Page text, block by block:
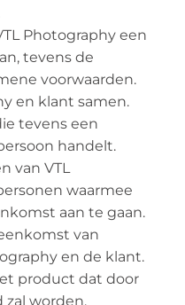
Photography een
tevens de
voorwaarden.
en klant samen.
tevens een
handelt.
van VTL
waarmee
aan te gaan.
van
en de klant.
product dat door
zal worden.